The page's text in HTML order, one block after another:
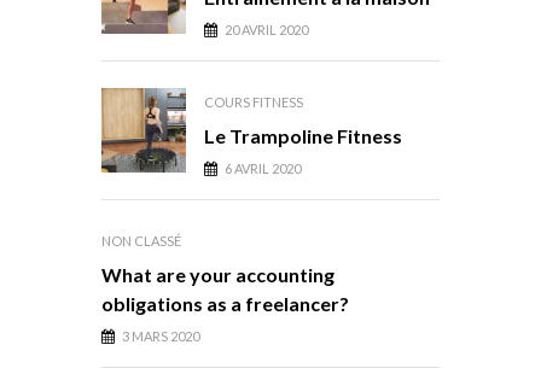
20 AVRIL 2020
COURS FITNESS
Le Trampoline Fitness
6 AVRIL 2020
NON CLASSÉ
What are your accounting
obligations as a freelancer?
3 MARS 2020